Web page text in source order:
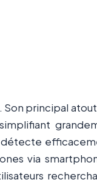
Son principal
détecte
via